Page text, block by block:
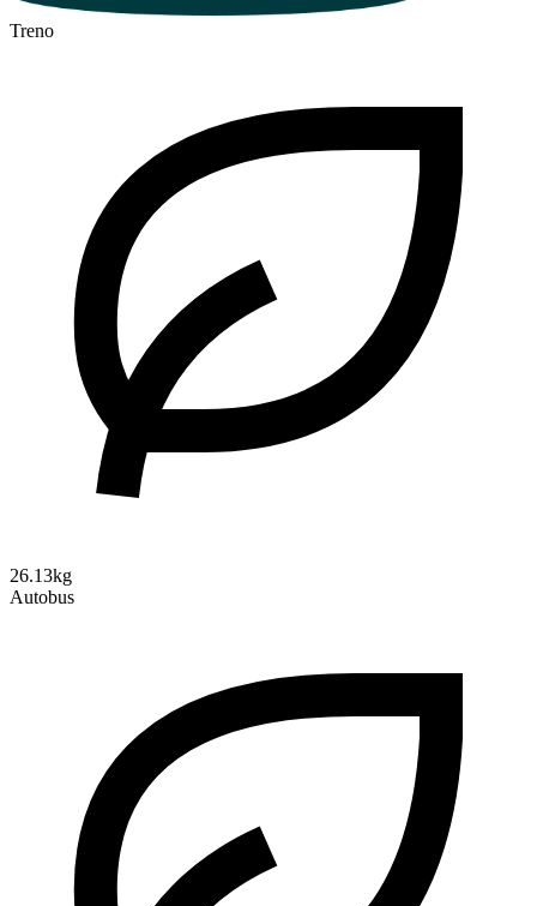
Treno
26.13kg
Autobus